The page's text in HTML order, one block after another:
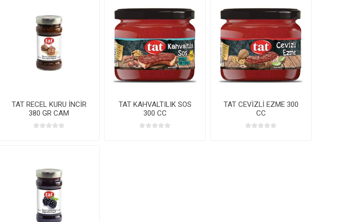
TAT RECEL KURU İNCİR
380 GR CAM
TAT KAHVALTILIK SOS
300 CC
TAT CEVİZLİ EZME 300
CC